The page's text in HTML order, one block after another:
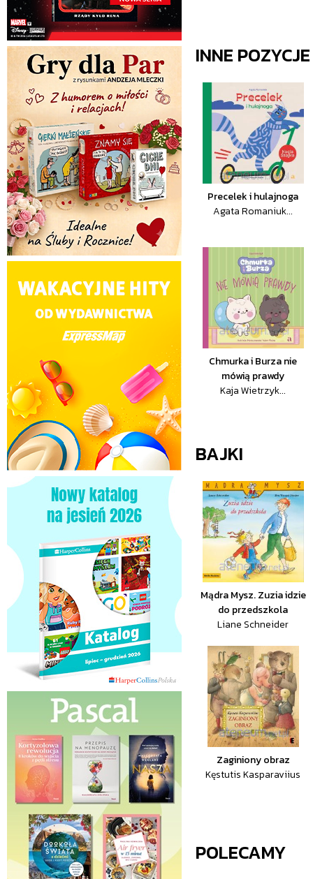
INNE
Precelek i hulajnoga
Agata Romaniuk...
Chmurka i Burza nie
mówią prawdy
Kaja Wietrzyk...
BAJKI
Mądra Mysz. Zuzia idzie
do przedszkola
Liane Schneider
Zaginiony obraz
Kęstutis Kasparaviius
POLECAMY